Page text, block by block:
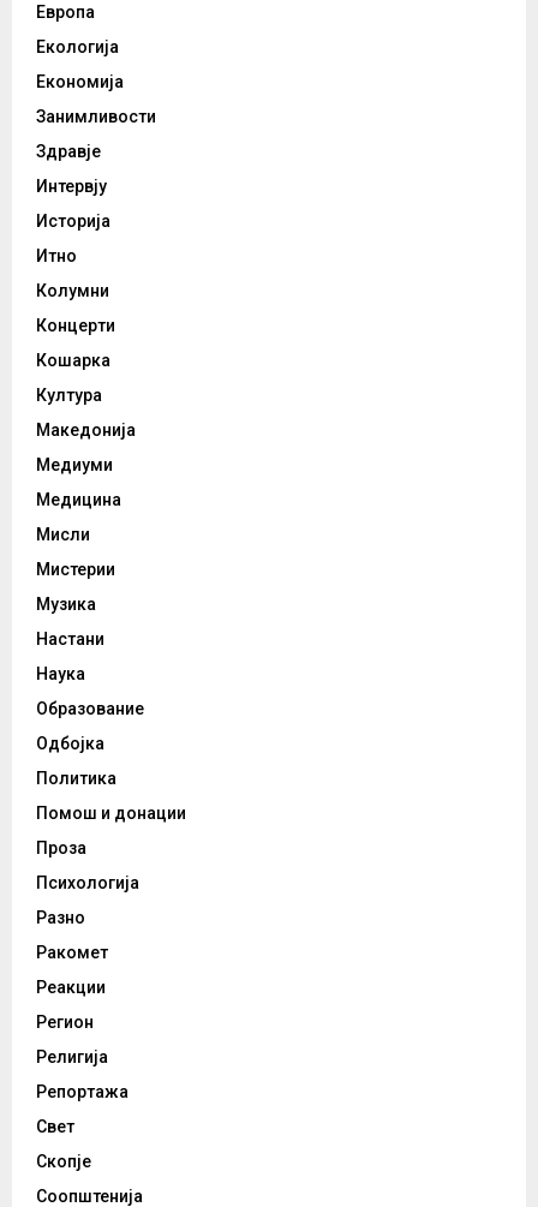
Европа
Екологија
Економија
Занимливости
Здравје
Интервју
Историја
Итно
Колумни
Концерти
Кошарка
Култура
Македонија
Медиуми
Медицина
Мисли
Мистерии
Музика
Настани
Наука
Образование
Одбојка
Политика
Помош и донации
Проза
Психологија
Разно
Ракомет
Реакции
Регион
Религија
Репортажа
Свет
Скопје
Соопштенија